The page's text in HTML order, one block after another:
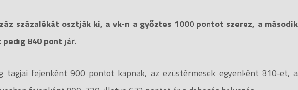
százalékát osztják ki, a vk-n a győztes 1000 pontot szerez, a második
840 pont jár.
tagjai fejenként 900 pontot kapnak, az ezüstérmesek egyenként 810-et, a